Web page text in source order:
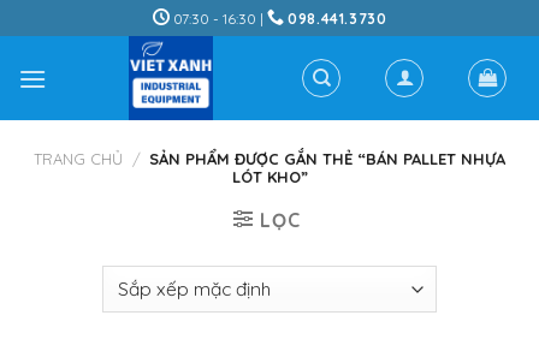
to
content
07:30 - 16:30 | 098.441.3730
TRANG CHỦ / SẢN PHẨM ĐƯỢC GẮN THẺ “BÁN PALLET NHỰA
LÓT KHO”
LỌC